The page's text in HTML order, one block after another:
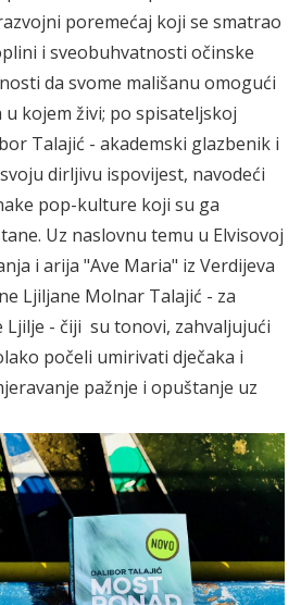
poremećaj koji se smatrao
i sveobuhvatnosti očinske
da svome mališanu omogući
kojem živi; po spisateljskoj
Talajić - akademski glazbenik i
dirljivu ispovijest, navodeći
pop-kulture koji su ga
Uz naslovnu temu u Elvisovoj
i arija "Ave Maria" iz Verdijeva
Ljiljane Molnar Talajić - za
Ljilje - čiji su tonovi, zahvaljujući
počeli umirivati dječaka i
pažnje i opuštanje uz